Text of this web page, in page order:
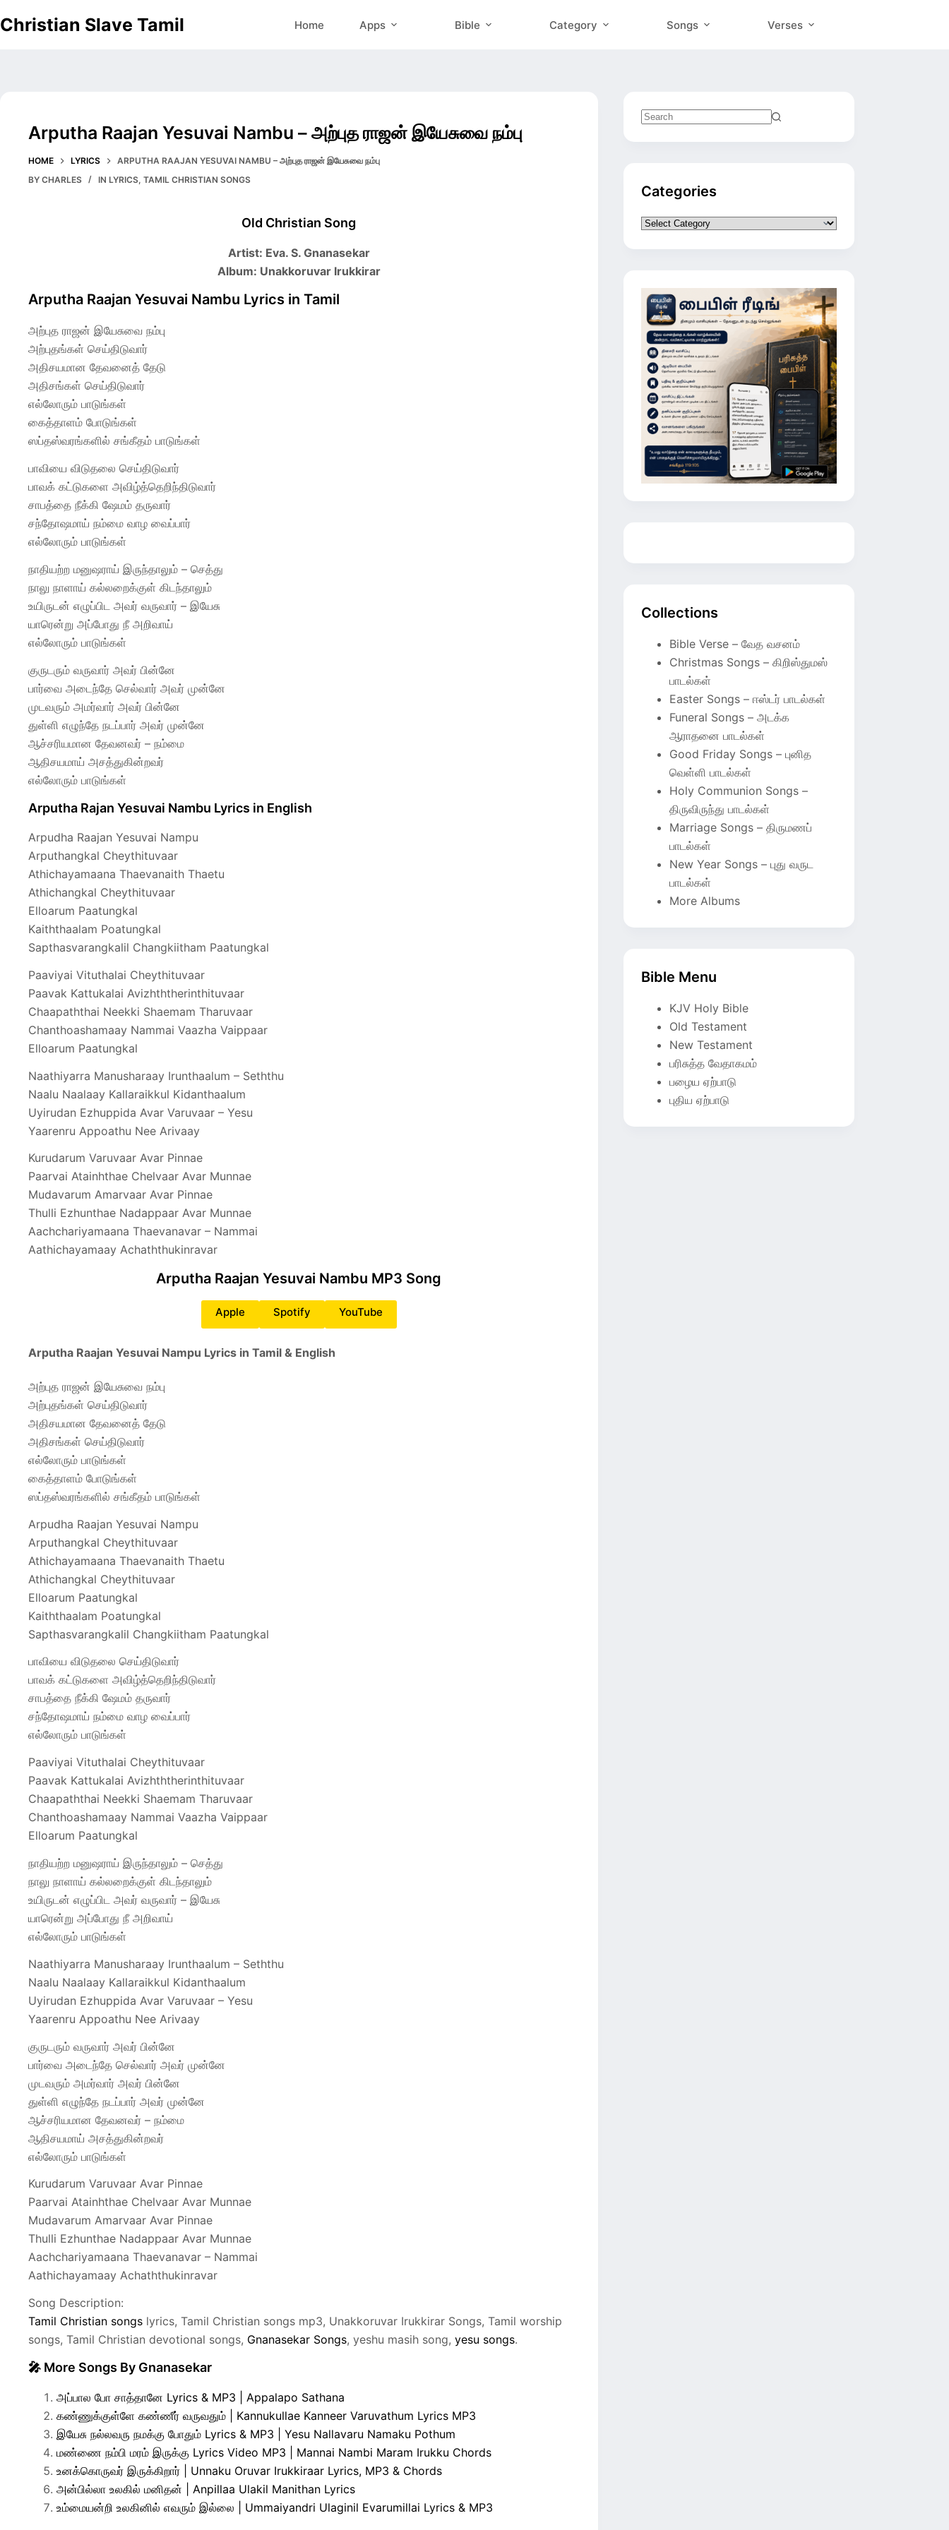
to
Christian Slave Tamil Home Apps Bible Category Songs Verses
Arputha Raajan Yesuvai Nambu – அற்புத ராஜன் இயேசுவை நம்பு
HOME LYRICS
ARPUTHA RAAJAN YESUVAI NAMBU – அற்புத ராஜன் இயேசுவை நம்பு
BY CHARLES IN LYRICS,TAMIL CHRISTIAN SONGS
Old Christian Song
Artist: Eva. S. Gnanasekar
Album: Unakkoruvar Irukkirar
Arputha Raajan Yesuvai Nambu Lyrics in Tamil
அற்புத ராஜன் இயேசுவை நம்பு
அற்புதங்கள் செய்திடுவார்
அதிசயமான தேவனைத் தேடு
அதிசங்கள் செய்திடுவார்
எல்லோரும் பாடுங்கள்
கைத்தாளம் போடுங்கள்
ஸப்தஸ்வரங்களில் சங்கீதம் பாடுங்கள்
பாவியை விடுதலை செய்திடுவார்
பாவக் கட்டுகளை அவிழ்த்தெறிந்திடுவார்
சாபத்தை நீக்கி ஷேமம் தருவார்
சந்தோஷமாய் நம்மை வாழ வைப்பார்
எல்லோரும் பாடுங்கள்
நாதியற்ற மனுஷராய் இருந்தாலும் – செத்து
நாலு நாளாய் கல்லறைக்குள் கிடந்தாலும்
உயிருடன் எழுப்பிட அவர் வருவார் – இயேசு
யாரென்று அப்போது நீ அறிவாய்
எல்லோரும் பாடுங்கள்
குருடரும் வருவார் அவர் பின்னே
பார்வை அடைந்தே செல்வார் அவர் முன்னே
முடவரும் அமர்வார் அவர் பின்னே
துள்ளி எழுந்தே நடப்பார் அவர் முன்னே
ஆச்சரியமான தேவனவர் – நம்மை
ஆதிசயமாய் அசத்துகின்றவர்
எல்லோரும் பாடுங்கள்
Arputha Rajan Yesuvai Nambu Lyrics in English
Arpudha Raajan Yesuvai Nampu
Arputhangkal Cheythituvaar
Athichayamaana Thaevanaith Thaetu
Athichangkal Cheythituvaar
Elloarum Paatungkal
Kaiththaalam Poatungkal
Sapthasvarangkalil Changkiitham Paatungkal
Paaviyai Vituthalai Cheythituvaar
Paavak Kattukalai Avizhththerinthituvaar
Chaapaththai Neekki Shaemam Tharuvaar
Chanthoashamaay Nammai Vaazha Vaippaar
Elloarum Paatungkal
Naathiyarra Manusharaay Irunthaalum – Seththu
Naalu Naalaay Kallaraikkul Kidanthaalum
Uyirudan Ezhuppida Avar Varuvaar – Yesu
Yaarenru Appoathu Nee Arivaay
Kurudarum Varuvaar Avar Pinnae
Paarvai Atainhthae Chelvaar Avar Munnae
Mudavarum Amarvaar Avar Pinnae
Thulli Ezhunthae Nadappaar Avar Munnae
Aachchariyamaana Thaevanavar – Nammai
Aathichayamaay Achaththukinravar
Arputha Raajan Yesuvai Nambu MP3 Song
Apple Spotify YouTube
Arputha Raajan Yesuvai Nampu Lyrics in Tamil & English
அற்புத ராஜன் இயேசுவை நம்பு
அற்புதங்கள் செய்திடுவார்
அதிசயமான தேவனைத் தேடு
அதிசங்கள் செய்திடுவார்
எல்லோரும் பாடுங்கள்
கைத்தாளம் போடுங்கள்
ஸப்தஸ்வரங்களில் சங்கீதம் பாடுங்கள்
Arpudha Raajan Yesuvai Nampu
Arputhangkal Cheythituvaar
Athichayamaana Thaevanaith Thaetu
Athichangkal Cheythituvaar
Elloarum Paatungkal
Kaiththaalam Poatungkal
Sapthasvarangkalil Changkiitham Paatungkal
பாவியை விடுதலை செய்திடுவார்
பாவக் கட்டுகளை அவிழ்த்தெறிந்திடுவார்
சாபத்தை நீக்கி ஷேமம் தருவார்
சந்தோஷமாய் நம்மை வாழ வைப்பார்
எல்லோரும் பாடுங்கள்
Paaviyai Vituthalai Cheythituvaar
Paavak Kattukalai Avizhththerinthituvaar
Chaapaththai Neekki Shaemam Tharuvaar
Chanthoashamaay Nammai Vaazha Vaippaar
Elloarum Paatungkal
நாதியற்ற மனுஷராய் இருந்தாலும் – செத்து
நாலு நாளாய் கல்லறைக்குள் கிடந்தாலும்
உயிருடன் எழுப்பிட அவர் வருவார் – இயேசு
யாரென்று அப்போது நீ அறிவாய்
எல்லோரும் பாடுங்கள்
Naathiyarra Manusharaay Irunthaalum – Seththu
Naalu Naalaay Kallaraikkul Kidanthaalum
Uyirudan Ezhuppida Avar Varuvaar – Yesu
Yaarenru Appoathu Nee Arivaay
குருடரும் வருவார் அவர் பின்னே
பார்வை அடைந்தே செல்வார் அவர் முன்னே
முடவரும் அமர்வார் அவர் பின்னே
துள்ளி எழுந்தே நடப்பார் அவர் முன்னே
ஆச்சரியமான தேவனவர் – நம்மை
ஆதிசயமாய் அசத்துகின்றவர்
எல்லோரும் பாடுங்கள்
Kurudarum Varuvaar Avar Pinnae
Paarvai Atainhthae Chelvaar Avar Munnae
Mudavarum Amarvaar Avar Pinnae
Thulli Ezhunthae Nadappaar Avar Munnae
Aachchariyamaana Thaevanavar – Nammai
Aathichayamaay Achaththukinravar
Song Description:
Tamil Christian songs lyrics, Tamil Christian songs mp3, Unakkoruvar Irukkirar Songs, Tamil worship
songs, Tamil Christian devotional songs, Gnanasekar Songs, yeshu masih song, yesu songs.
🎤 More Songs By Gnanasekar
அப்பால போ சாத்தானே Lyrics & MP3 | Appalapo Sathana
கண்ணுக்குள்ளே கண்ணீர் வருவதும் | Kannukullae Kanneer Varuvathum Lyrics MP3
இயேசு நல்லவரு நமக்கு போதும் Lyrics & MP3 | Yesu Nallavaru Namaku Pothum
மண்ணை நம்பி மரம் இருக்கு Lyrics Video MP3 | Mannai Nambi Maram Irukku Chords
உனக்கொருவர் இருக்கிறார் | Unnaku Oruvar Irukkiraar Lyrics, MP3 & Chords
அன்பில்லா உலகில் மனிதன் | Anpillaa Ulakil Manithan Lyrics
உம்மையன்றி உலகினில் எவரும் இல்லை | Ummaiyandri Ulaginil Evarumillai Lyrics & MP3
Categories
Categories
Collections
Bible Verse – வேத வசனம்
Christmas Songs – கிறிஸ்துமஸ்
பாடல்கள்
Easter Songs – ஈஸ்டர் பாடல்கள்
Funeral Songs – அடக்க
ஆராதனை பாடல்கள்
Good Friday Songs – புனித
வெள்ளி பாடல்கள்
Holy Communion Songs –
திருவிருந்து பாடல்கள்
Marriage Songs – திருமணப்
பாடல்கள்
New Year Songs – புது வருட
பாடல்கள்
More Albums
Bible Menu
KJV Holy Bible
Old Testament
New Testament
பரிசுத்த வேதாகமம்
பழைய ஏற்பாடு
புதிய ஏற்பாடு